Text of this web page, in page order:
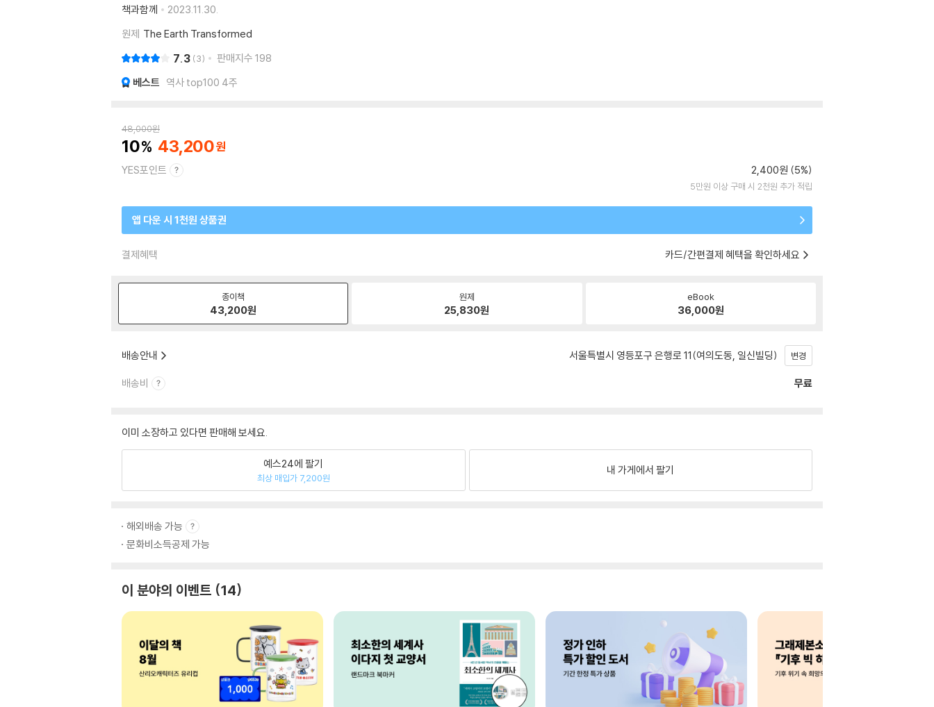
책과함께
2023.11.30.
원제 The Earth Transformed
7.3 3 판매지수 198
베스트 역사 top100 4주
48,000원
10 43,200
YES포인트 2,400원 (5%)
5만원 이상 구매 시 2천원 추가 적립
앱 다운 시 1천원 상품권
결제혜택 카드/간편결제 혜택을 확인하세요
종이책
43,200원
원제
25,830원
eBook
36,000원
배송안내 서울특별시 영등포구 은행로 11(여의도동, 일신빌딩) 변경
배송비 무료
이미 소장하고 있다면 판매해 보세요.
예스24에 팔기
최상 매입가 7,200원
내 가게에서 팔기
해외배송 가능
문화비소득공제 가능
이 분야의 이벤트 14